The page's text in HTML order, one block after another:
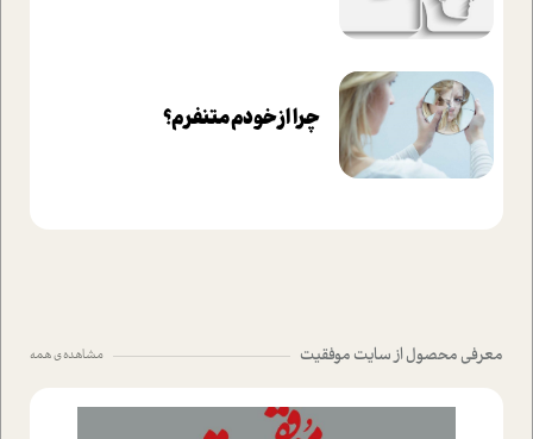
چرا از خودم متنفرم؟
معرفی محصول از سایت موفقیت مشاهده ی همه